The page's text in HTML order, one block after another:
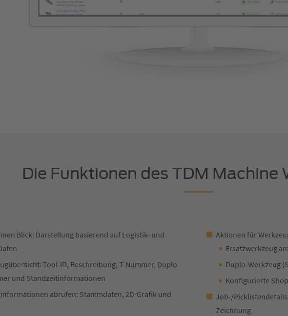
Die Funktionen des TDM Machine
Blick: Darstellung basierend auf Logistik- und
Tool-ID, Beschreibung, T-Nummer, Duplo-
und Standzeitinformationen
abrufen: Stammdaten, 2D-Grafik und
Aktionen für
Ersatzwerkzeug
Duplo-Werkzeug
Konfigurierte
Job-/
Zeichnung